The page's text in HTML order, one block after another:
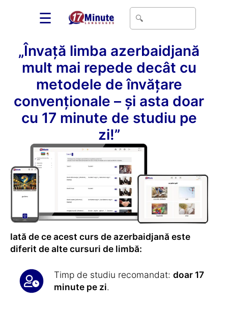
☰
„Învață limba azerbaidjană
mult mai repede decât cu
metodele de învățare
convenționale – și asta doar
cu 17 minute de studiu pe
zi!”
Iată de ce acest curs de azerbaidjană este
diferit de alte cursuri de limbă:
Timp de studiu recomandat: doar 17
minute pe zi.